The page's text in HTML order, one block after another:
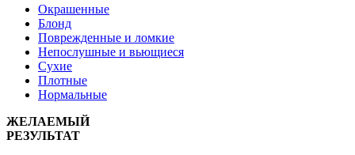
Окрашенные
Блонд
Поврежденные и ломкие
Непослушные и вьющиеся
Сухие
Плотные
Нормальные
ЖЕЛАЕМЫЙ
РЕЗУЛЬТАТ